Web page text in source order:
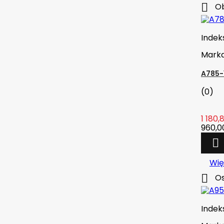

A785-
(0)
1

